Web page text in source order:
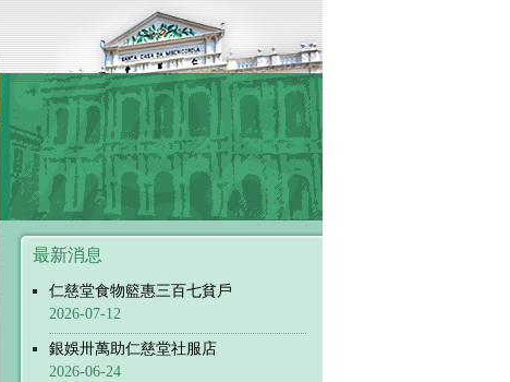
最新消息
仁慈堂食物籃惠三百七貧戶
2026-07-12
銀娛卅萬助仁慈堂社服店
2026-06-24